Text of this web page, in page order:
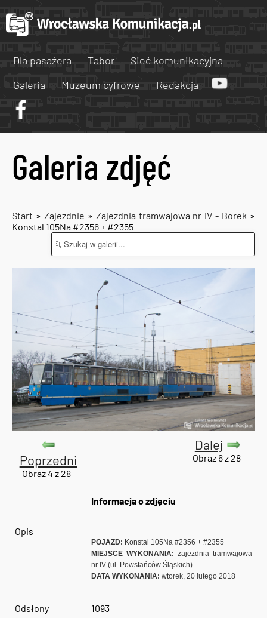
Dla pasażera Tabor
Sieć komunikacyjna
Galeria
Muzeum cyfrowe Redakcja
Galeria zdjęć
Start » Zajezdnie » Zajezdnia tramwajowa nr IV - Borek »
Konstal 105Na #2356 + #2355
Poprzedni
Obraz 4 z 28
Dalej
Obraz 6 z 28
Informacja o zdjęciu
Opis
POJAZD: Konstal 105Na #2356 + #2355
MIEJSCE WYKONANIA: zajezdnia tramwajowa
nr IV (ul. Powstańców Śląskich)
DATA WYKONANIA: wtorek, 20 lutego 2018
Odsłony 1093